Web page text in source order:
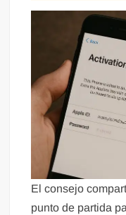
El consejo
punto de partida